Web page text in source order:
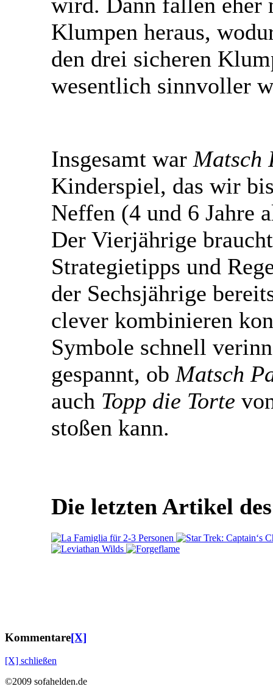
Klumpen heraus,
den drei sicheren
wesentlich sinnvoller
Insgesamt war Matsch
Kinderspiel, das wir
Neffen (4 und 6 Jahre
Der Vierjährige
Strategietipps und
der Sechsjährige
clever kombinieren
Symbole schnell
gespannt, ob Matsch
auch Topp die Torte
stoßen kann.
Die letzten Artikel
Kommentare[X]
[X] schließen
©2009 sofahelden.de